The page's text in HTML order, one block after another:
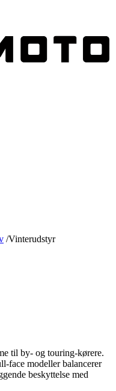
/Vinterudstyr
til by- og touring-kørere.
face modeller balancerer
beskyttelse med